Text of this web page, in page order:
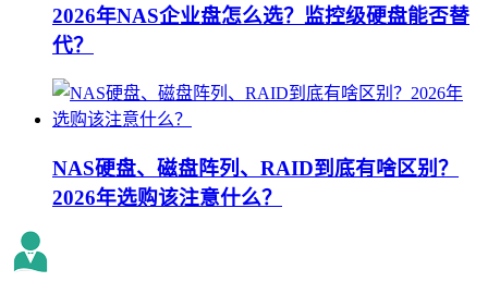
2026年NAS企业盘怎么选？监控级硬盘能否替
代？
NAS硬盘、磁盘阵列、RAID到底有啥区别？
2026年选购该注意什么？